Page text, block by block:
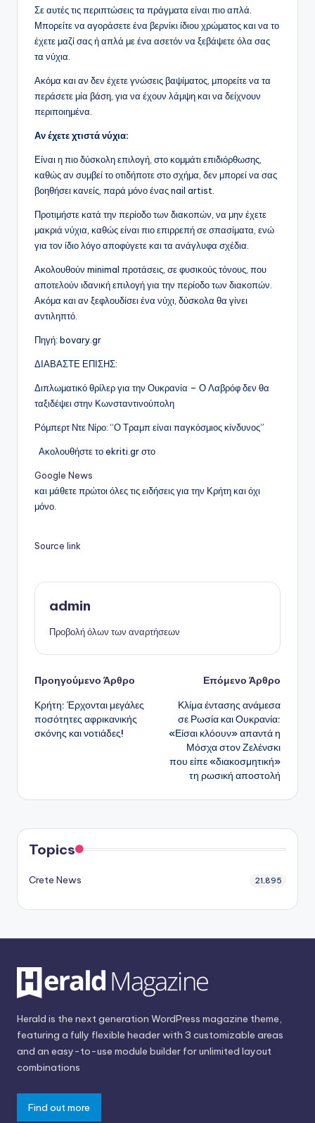
Σε αυτές τις περιπτώσεις τα πράγματα είναι πιο απλά.
Μπορείτε να αγοράσετε ένα βερνίκι ίδιου χρώματος και να το
έχετε μαζί σας ή απλά με ένα ασετόν να ξεβάψετε όλα σας
τα νύχια.
Ακόμα και αν δεν έχετε γνώσεις βαψίματος, μπορείτε να τα
περάσετε μία βάση, για να έχουν λάμψη και να δείχνουν
περιποιημένα.
Αν έχετε χτιστά νύχια:
Είναι η πιο δύσκολη επιλογή, στο κομμάτι επιδιόρθωσης,
καθώς αν συμβεί το οτιδήποτε στο σχήμα, δεν μπορεί να σας
βοηθήσει κανείς, παρά μόνο ένας nail artist.
Προτιμήστε κατά την περίοδο των διακοπών, να μην έχετε
μακριά νύχια, καθώς είναι πιο επιρρεπή σε σπασίματα, ενώ
για τον ίδιο λόγο αποφύγετε και τα ανάγλυφα σχέδια.
Ακολουθούν minimal προτάσεις, σε φυσικούς τόνους, που
αποτελούν ιδανική επιλογή για την περίοδο των διακοπών.
Ακόμα και αν ξεφλουδίσει ένα νύχι, δύσκολα θα γίνει
αντιληπτό.
Πηγή: bovary.gr
ΔΙΑΒΑΣΤΕ ΕΠΙΣΗΣ:
Διπλωματικό θρίλερ για την Ουκρανία – Ο Λαβρόφ δεν θα
ταξιδέψει στην Κωνσταντινούπολη
Ρόμπερτ Ντε Νίρο: “Ο Τραμπ είναι παγκόσμιος κίνδυνος”
Ακολουθήστε το ekriti.gr στο
Google News
και μάθετε πρώτοι όλες τις ειδήσεις για την Κρήτη και όχι
μόνο.
Source link
admin
Προβολή όλων των αναρτήσεων
Πλοήγηση
δημοσιεύσεων
Προηγούμενο Άρθρο
Κρήτη: Έρχονται μεγάλες
ποσότητες αφρικανικής
σκόνης και νοτιάδες!
Επόμενο Άρθρο
Κλίμα έντασης ανάμεσα
σε Ρωσία και Ουκρανία:
«Είσαι κλόουν» απαντά η
Μόσχα στον Ζελένσκι
που είπε «διακοσμητική»
τη ρωσική αποστολή
Topics
Crete News 21,895
Herald is the next generation WordPress magazine theme,
featuring a fully flexible header with 3 customizable areas
and an easy-to-use module builder for unlimited layout
combinations
Find out more